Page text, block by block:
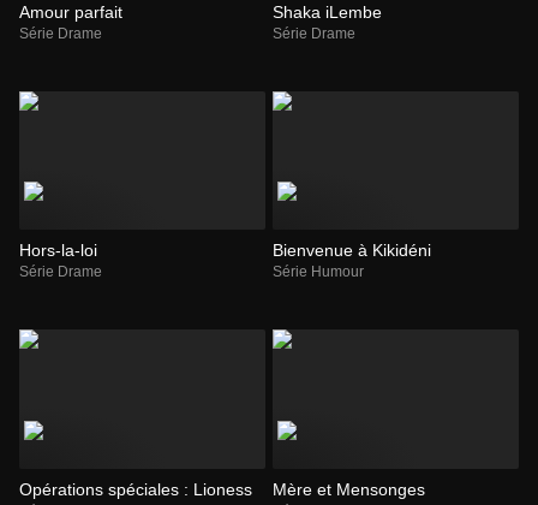
Amour parfait
Série Drame
Shaka iLembe
Série Drame
Hors-la-loi
Série Drame
Bienvenue à Kikidéni
Série Humour
Opérations spéciales : Lioness Mère et Mensonges